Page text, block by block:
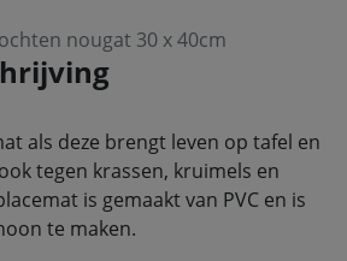
nougat 30 x 40cm
als deze brengt leven op tafel en
tegen krassen, kruimels en
is gemaakt van PVC en is
te maken.